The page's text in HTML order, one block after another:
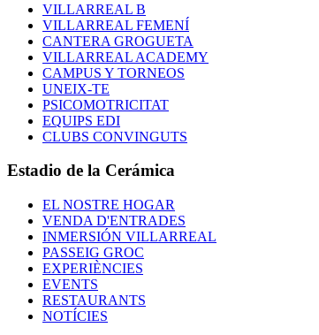
VILLARREAL B
VILLARREAL FEMENÍ
CANTERA GROGUETA
VILLARREAL ACADEMY
CAMPUS Y TORNEOS
UNEIX-TE
PSICOMOTRICITAT
EQUIPS EDI
CLUBS CONVINGUTS
Estadio de la Cerámica
EL NOSTRE HOGAR
VENDA D'ENTRADES
INMERSIÓN VILLARREAL
PASSEIG GROC
EXPERIÈNCIES
EVENTS
RESTAURANTS
NOTÍCIES